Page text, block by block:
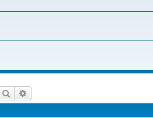
Rechercher